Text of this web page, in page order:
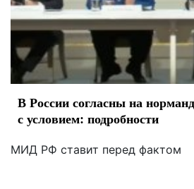
В России согласны на
с условием: подробности
МИД РФ ставит перед фактом